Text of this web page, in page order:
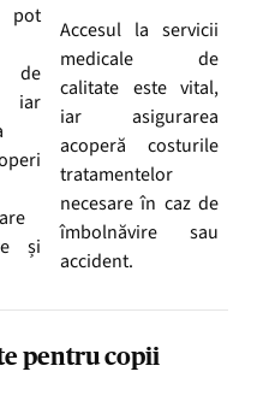
pot
de
iar
și
Accesul la servicii
medicale de
calitate este vital,
iar asigurarea
acoperă costurile
tratamentelor
necesare în caz de
îmbolnăvire sau
accident.
pentru copii